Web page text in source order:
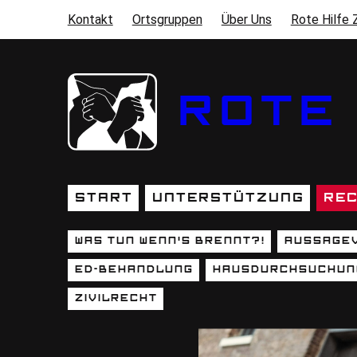
SEKUNDÄRMENÜ
Kontakt Ortsgruppen Über Uns Rote Hilfe
Start Unterstützung
UNTERSEITEN
Was tun wenn's brennt?!
ED-Behandlung
Zivilrecht